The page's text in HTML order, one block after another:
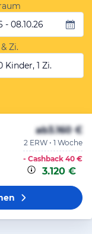
- 08.10.26
Zi.
Kinder, 1 Zi.
ab3.160 €
2 ERW • 1 Woche
- Cashback 40 €
3.120 €